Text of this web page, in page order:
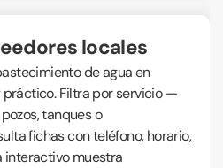
locales
de agua en
Filtra por servicio —
tanques o
fichas con teléfono, horario,
interactivo muestra